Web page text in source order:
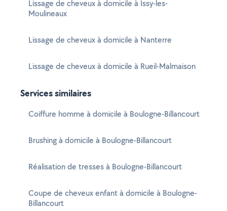
Lissage de cheveux à domicile à Issy-les-
Moulineaux
Lissage de cheveux à domicile à Nanterre
Lissage de cheveux à domicile à Rueil-Malmaison
Services similaires
Coiffure homme à domicile à Boulogne-Billancourt
Brushing à domicile à Boulogne-Billancourt
Réalisation de tresses à Boulogne-Billancourt
Coupe de cheveux enfant à domicile à Boulogne-
Billancourt